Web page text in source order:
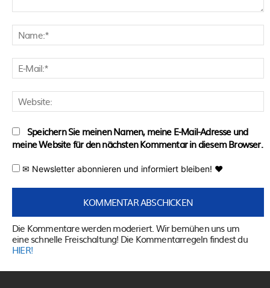
Speichern Sie meinen Namen, meine E-Mail-Adresse und
meine Website für den nächsten Kommentar in diesem Browser.
✉ Newsletter abonnieren und informiert bleiben! ♥
Die Kommentare werden moderiert. Wir bemühen uns um
eine schnelle Freischaltung! Die Kommentarregeln findest du
HIER!